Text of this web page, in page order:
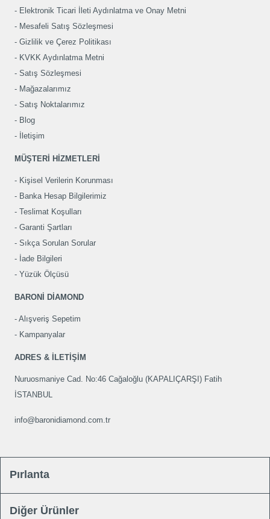
Elektronik Ticari İleti Aydınlatma ve Onay Metni
Mesafeli Satış Sözleşmesi
Gizlilik ve Çerez Politikası
KVKK Aydınlatma Metni
Satış Sözleşmesi
Mağazalarımız
Satış Noktalarımız
Blog
İletişim
MÜŞTERİ HİZMETLERİ
Kişisel Verilerin Korunması
Banka Hesap Bilgilerimiz
Teslimat Koşulları
Garanti Şartları
Sıkça Sorulan Sorular
İade Bilgileri
Yüzük Ölçüsü
BARONİ DİAMOND
Alışveriş Sepetim
Kampanyalar
ADRES & İLETİŞİM
Nuruosmaniye Cad. No:46 Cağaloğlu (KAPALIÇARŞI) Fatih
İSTANBUL
info@baronidiamond.com.tr
Pırlanta
Diğer Ürünler